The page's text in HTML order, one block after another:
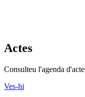
Actes
Consulteu l'agenda
Ves-hi